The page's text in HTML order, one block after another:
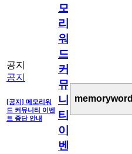
공지
공지
[공지] 메모리워
드 커뮤니티 이벤
트 중단 안내
모
리
워
드
커
뮤
니
티
이
벤
memoryword